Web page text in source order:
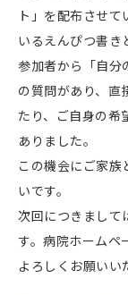
ト」を配布させ
いるえんぴつ書き
参加者から「自分
の質問があり、直
たり、ご自身の希
ありました。
この機会にご家
いです。
次回につきまして
す。病院ホームペ
よろしくお願いい